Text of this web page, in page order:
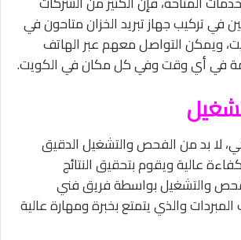
في تركيب جهاز تبريد الخزان متاحون في
ويمكن التواصل معهم عبر الهاتف
في أي وقت وفي كل مكان في الكويت.
لا بد من الفحص والتشغيل الدقيق
عالية ويقوم بتحقيق النتائج
والتشغيل بواسطة فريق فني
والذي يتمتع بخبرة ومهارة عالية